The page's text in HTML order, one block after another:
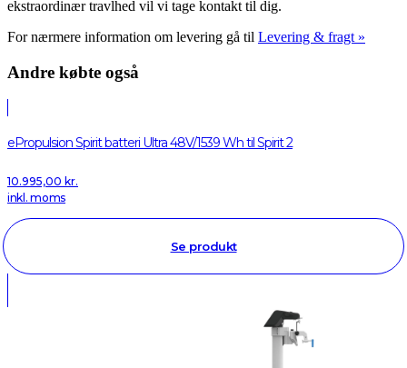
ekstraordinær travlhed vil vi tage kontakt til dig.
For nærmere information om levering gå til Levering & fragt »
Andre købte også
ePropulsion Spirit batteri Ultra 48V/1539 Wh til Spirit 2
10.995,00 kr.
inkl. moms
Se produkt